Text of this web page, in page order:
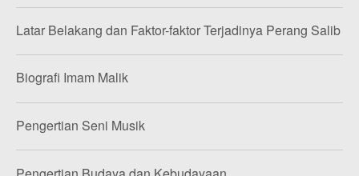
Latar Belakang dan Faktor-faktor Terjadinya Perang Salib
Biografi Imam Malik
Pengertian Seni Musik